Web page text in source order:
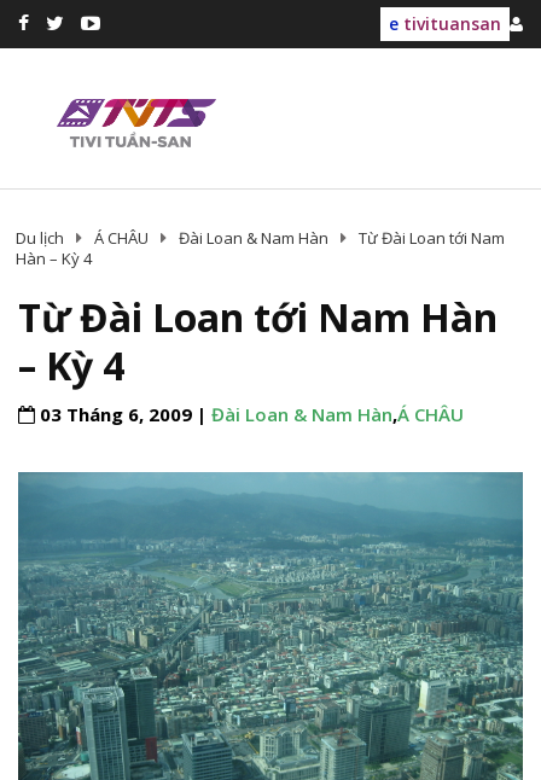
e tivituansan
Du lịch Á CHÂU Đài Loan & Nam Hàn
Từ Đài Loan tới Nam
Hàn – Kỳ 4
Từ Đài Loan tới Nam Hàn
– Kỳ 4
03 Tháng 6, 2009 | Đài Loan & Nam Hàn,Á CHÂU